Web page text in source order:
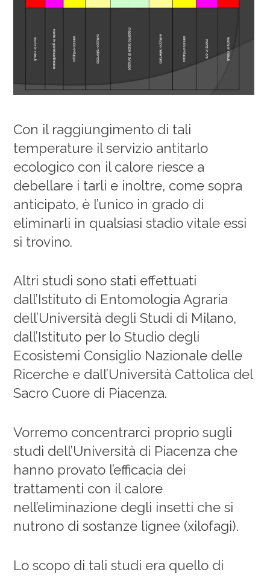
Con il raggiungimento di tali
temperature il servizio antitarlo
ecologico con il calore riesce a
debellare i tarli e inoltre, come sopra
anticipato, è l’unico in grado di
eliminarli in qualsiasi stadio vitale essi
si trovino.
Altri studi sono stati effettuati
dall’Istituto di Entomologia Agraria
dell’Università degli Studi di Milano,
dall’Istituto per lo Studio degli
Ecosistemi Consiglio Nazionale delle
Ricerche e dall’Università Cattolica del
Sacro Cuore di Piacenza.
Vorremo concentrarci proprio sugli
studi dell’Università di Piacenza che
hanno provato l’efficacia dei
trattamenti con il calore
nell’eliminazione degli insetti che si
nutrono di sostanze lignee (xilofagi).
Lo scopo di tali studi era quello di